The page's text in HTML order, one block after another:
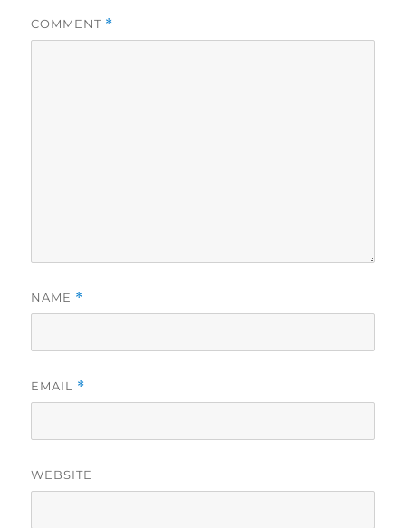
COMMENT *
NAME *
EMAIL *
WEBSITE